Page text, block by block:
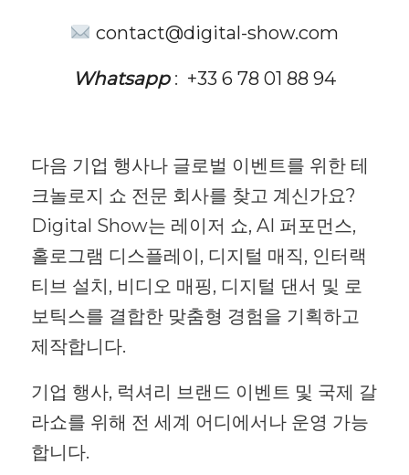
contact@digital-show.com
Whatsapp: +33 6 78 01 88 94
다음 기업 행사나 글로벌 이벤트를 위한 테
크놀로지 쇼 전문 회사를 찾고 계신가요?
Digital Show는 레이저 쇼, AI 퍼포먼스,
홀로그램 디스플레이, 디지털 매직, 인터랙
티브 설치, 비디오 매핑, 디지털 댄서 및 로
보틱스를 결합한 맞춤형 경험을 기획하고
제작합니다.
기업 행사, 럭셔리 브랜드 이벤트 및 국제 갈
라쇼를 위해 전 세계 어디에서나 운영 가능
합니다.